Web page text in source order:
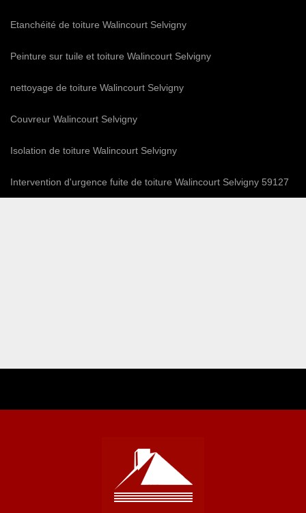
Etanchéité de toiture Walincourt Selvigny
Peinture sur tuile et toiture Walincourt Selvigny
nettoyage de toiture Walincourt Selvigny
Couvreur Walincourt Selvigny
Isolation de toiture Walincourt Selvigny
Intervention d'urgence fuite de toiture Walincourt Selvigny 59127